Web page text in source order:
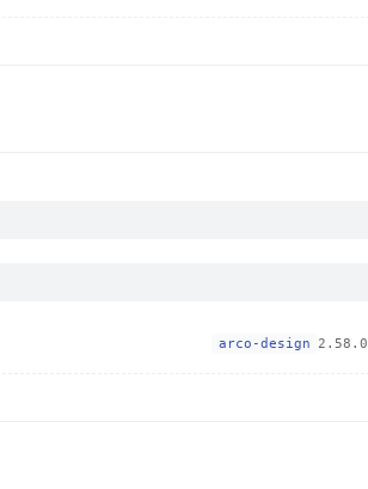
arco-design 2.58.0